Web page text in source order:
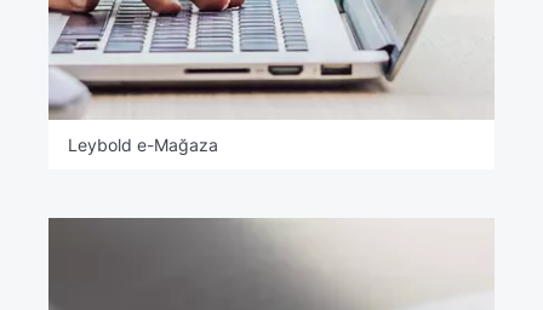
Leybold e-Mağaza